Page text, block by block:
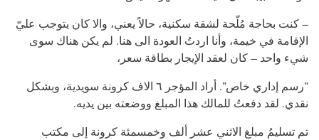
– كنت بحاجة مُلّحة لشقة سكنية، حالاً يعني، والا كان يتوجب عليّ
الإقامة في خيمة، وأنا اردتُ العودة الى هنا. لم يكن هناك سوى
شيء واحد – كان لعقد الإيجار بطاقة سعر،
”رسم إداري خاص”. أراد المؤجر ٦ الاف كرونة سويدية، وبشكل
نقدي. لقد دفعتُ للمالك هذا المبلغ ووضعته بين يديه.
تم تسليمُ مبلغ الاثني عشر ألف وخمسمئة كرونة إلى مكتب